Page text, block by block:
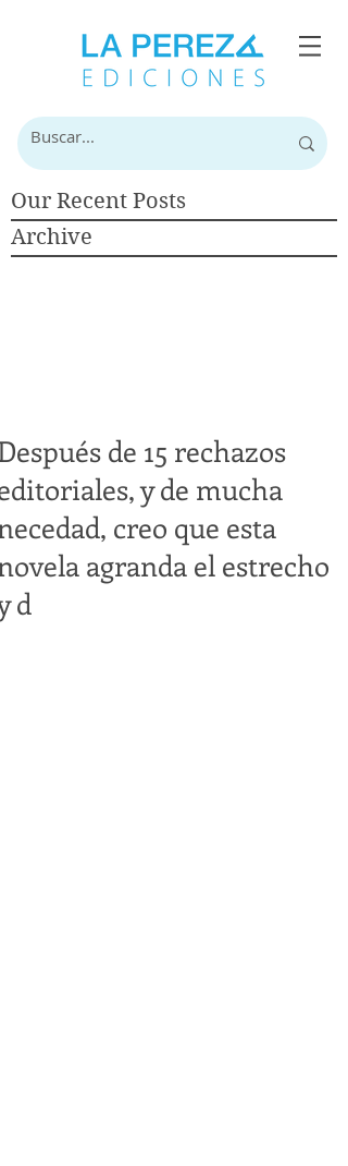
Our Recent Posts
Archive
de 15 rechazos
y de mucha
creo que esta
agranda el estrecho
d